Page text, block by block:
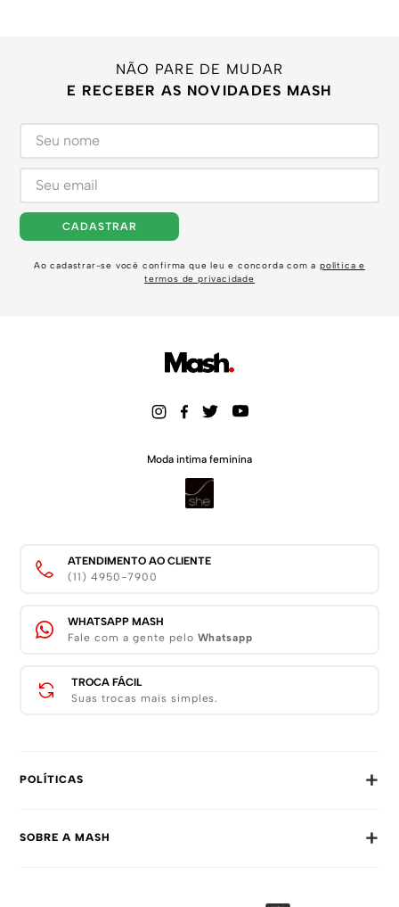
NÃO PARE DE MUDAR
E RECEBER AS NOVIDADES MASH
CADASTRAR
Ao cadastrar-se você confirma que leu e concorda com a política e
termos de privacidade
Moda intima feminina
ATENDIMENTO AO CLIENTE
(11) 4950-7900
WHATSAPP MASH
Fale com a gente pelo Whatsapp
TROCA FÁCIL
Suas trocas mais simples.
POLÍTICAS +
Prazos E Entregas
SOBRE A MASH +